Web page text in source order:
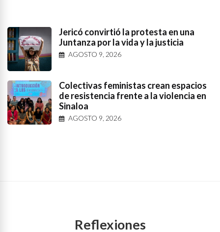
Jericó convirtió la protesta en una
Juntanza por la vida y la justicia
AGOSTO 9, 2026
Colectivas feministas crean espacios
de resistencia frente a la violencia en
Sinaloa
AGOSTO 9, 2026
Reflexiones